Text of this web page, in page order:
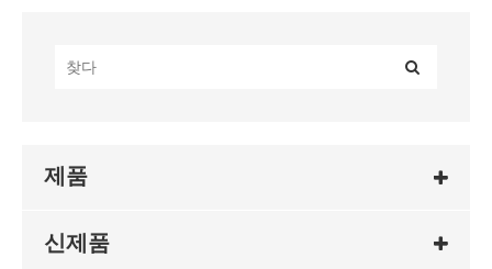
제품
신제품